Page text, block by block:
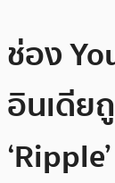
ช่อง
อินเดีย
‘Ripple’